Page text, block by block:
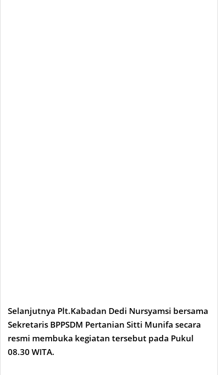
Selanjutnya Plt.Kabadan Dedi Nursyamsi bersama
Sekretaris BPPSDM Pertanian Sitti Munifa secara
resmi membuka kegiatan tersebut pada Pukul
08.30 WITA.